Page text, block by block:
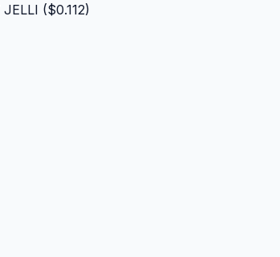
JELLI ($0.112)